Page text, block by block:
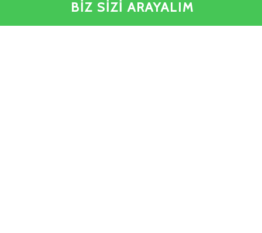
BİZ SİZİ ARAYALIM